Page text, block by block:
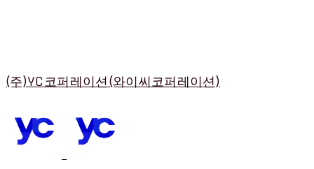
(주)YC코퍼레이션(와이씨코퍼레이션)